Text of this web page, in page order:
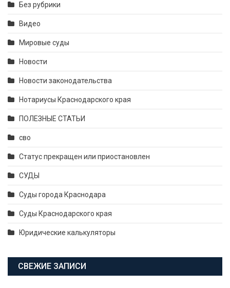
Без рубрики
Видео
Мировые суды
Новости
Новости законодательства
Нотариусы Краснодарского края
ПОЛЕЗНЫЕ СТАТЬИ
сво
Статус прекращен или приостановлен
СУДЫ
Суды города Краснодара
Суды Краснодарского края
Юридические калькуляторы
СВЕЖИЕ ЗАПИСИ